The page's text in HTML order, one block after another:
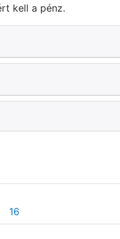
kell a pénz.
16